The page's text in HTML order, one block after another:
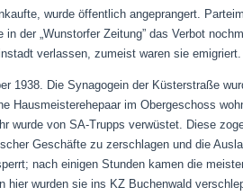
wurde öffentlich angeprangert.
der „Wunstorfer Zeitung” das Verbot
verlassen, zumeist waren sie emigriert.
1938. Die Synagogein der Küsterstraße
Hausmeisterehepaar im Obergeschoss
wurde von SA-Trupps verwüstet. Diese
Geschäfte zu zerschlagen und die
nach einigen Stunden kamen die
hier wurden sie ins KZ Buchenwald